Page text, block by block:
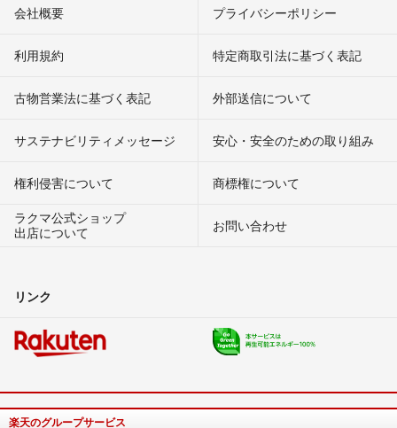
会社概要 プライバシーポリシー
利用規約 特定商取引法に基づく表記
古物営業法に基づく表記 外部送信について
サステナビリティメッセージ 安心・安全のための取り組み
権利侵害について
商標権について
ラクマ公式ショップ
出店について
お問い合わせ
リンク
楽天のグループサービス